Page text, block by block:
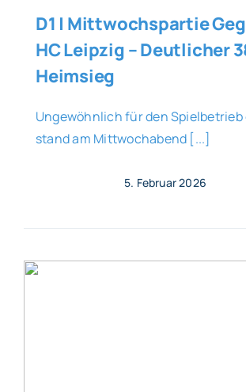
D1 | Mittwochspartie
HC Leipzig – Deutlicher
Heimsieg
Ungewöhnlich für den Spielbetrieb
stand am Mittwochabend [...]
5. Februar 2026